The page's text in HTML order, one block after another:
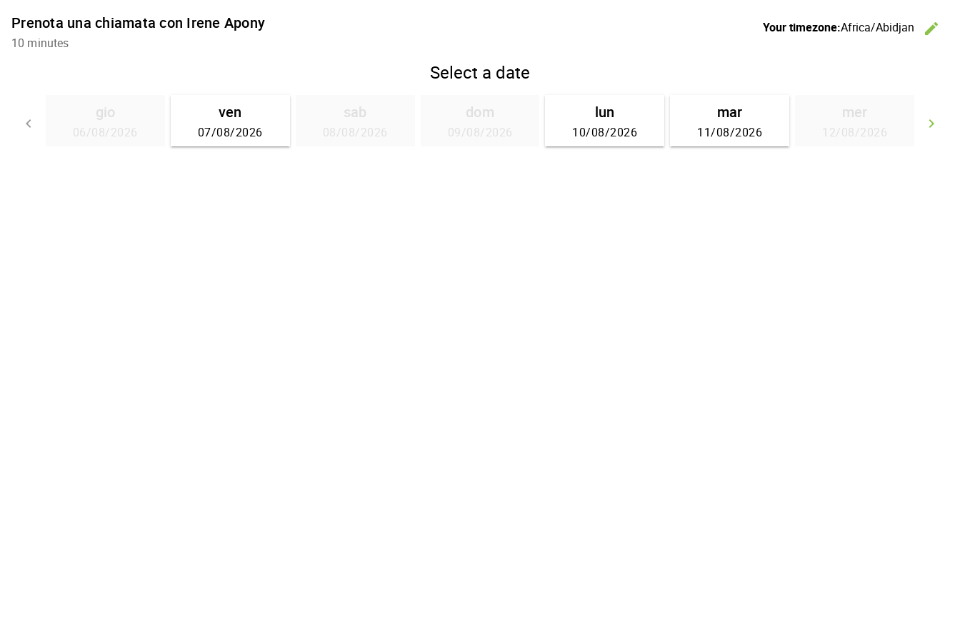
Prenota una chiamata con Irene Apony
10 minutes
Your timezone:Africa/Abidjan
edit
Select a date
keyboard_arrow_left
Go back
keyboard_arrow_right
gio
06/08/2026
ven
07/08/2026
sab
08/08/2026
dom
09/08/2026
lun
10/08/2026
mar
11/08/2026
mer
12/08/2026